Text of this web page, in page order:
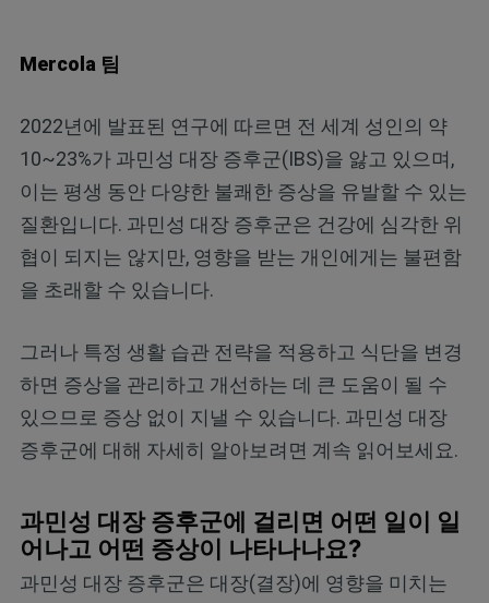
Mercola 팀
2022년에 발표된 연구에 따르면 전 세계 성인의 약
10~23%가 과민성 대장 증후군(IBS)을 앓고 있으며,
이는 평생 동안 다양한 불쾌한 증상을 유발할 수 있는
질환입니다. 과민성 대장 증후군은 건강에 심각한 위
협이 되지는 않지만, 영향을 받는 개인에게는 불편함
을 초래할 수 있습니다.
그러나 특정 생활 습관 전략을 적용하고 식단을 변경
하면 증상을 관리하고 개선하는 데 큰 도움이 될 수
있으므로 증상 없이 지낼 수 있습니다. 과민성 대장
증후군에 대해 자세히 알아보려면 계속 읽어보세요.
과민성 대장 증후군에 걸리면 어떤 일이 일
어나고 어떤 증상이 나타나나요?
과민성 대장 증후군은 대장(결장)에 영향을 미치는